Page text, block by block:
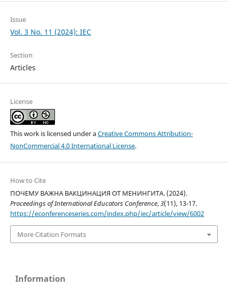
Issue
Vol. 3 No. 11 (2024): IEC
Section
Articles
License
This work is licensed under aCreative Commons Attribution-
NonCommercial 4.0 International License.
How to Cite
ПОЧЕМУ ВАЖНА ВАКЦИНАЦИЯ ОТ МЕНИНГИТА. (2024).
Proceedings of International Educators Conference,3(11), 13-17.
https://econferenceseries.com/index.php/iec/article/view/6002
More Citation Formats
Information